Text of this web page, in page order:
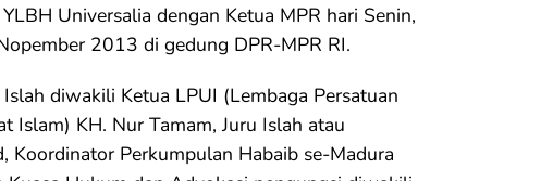
Universalia dengan Ketua MPR hari Senin,
2013 di gedung DPR-MPR RI.
diwakili Ketua LPUI (Lembaga Persatuan
Islam) KH. Nur Tamam, Juru Islah atau
Koordinator Perkumpulan Habaib se-Madura